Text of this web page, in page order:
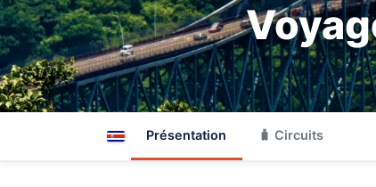
Présentation 🧳 Circuits